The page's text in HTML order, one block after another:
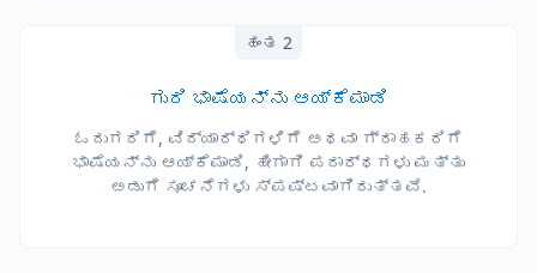
ಹಂತ 2
ಗುರಿ ಭಾಷೆಯನ್ನು ಆಯ್ಕೆಮಾಡಿ
ಓದುಗರಿಗೆ, ವಿದ್ಯಾರ್ಥಿಗಳಿಗೆ ಅಥವಾ ಗ್ರಾಹಕರಿಗೆ
ಭಾಷೆಯನ್ನು ಆಯ್ಕೆಮಾಡಿ, ಹೀಗಾಗಿ ಪದಾರ್ಥಗಳು ಮತ್ತು
ಅಡುಗೆ ಸೂಚನೆಗಳು ಸ್ಪಷ್ಟವಾಗಿರುತ್ತವೆ.